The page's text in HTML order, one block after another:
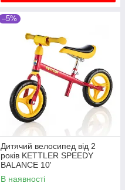
–5%
Дитячий велосипед від 2
років KETTLER SPEEDY
BALANCE 10'
В наявності